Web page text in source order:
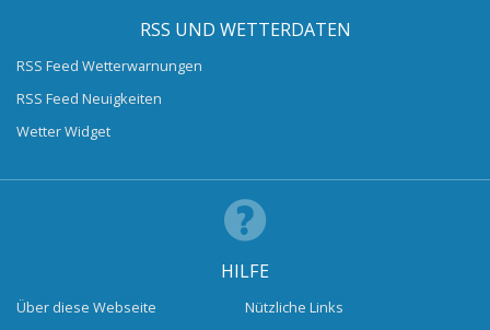
RSS UND WETTERDATEN
RSS Feed Wetterwarnungen
RSS Feed Neuigkeiten
Wetter Widget
HILFE
Über diese Webseite
Nützliche Links